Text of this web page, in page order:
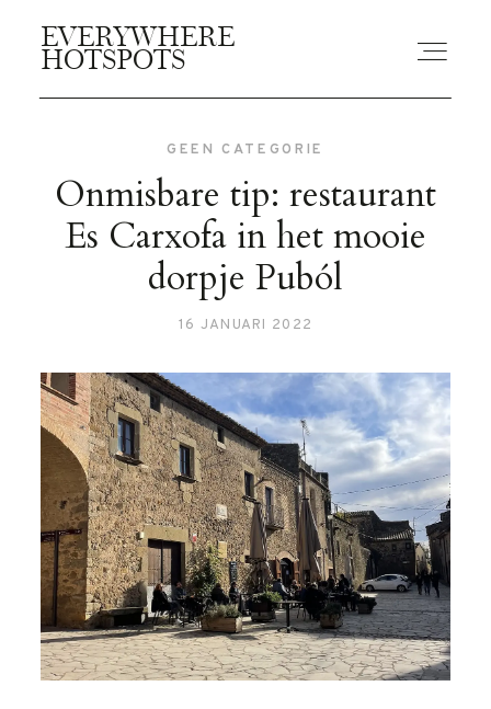
EVERYWHERE
HOTSPOTS
EVERYWHERE
HOTSPOTS
GUIDES
CONTACT
GEEN CATEGORIE
Onmisbare tip: restaurant
Es Carxofa in het mooie
dorpje Puból
16 JANUARI 2022